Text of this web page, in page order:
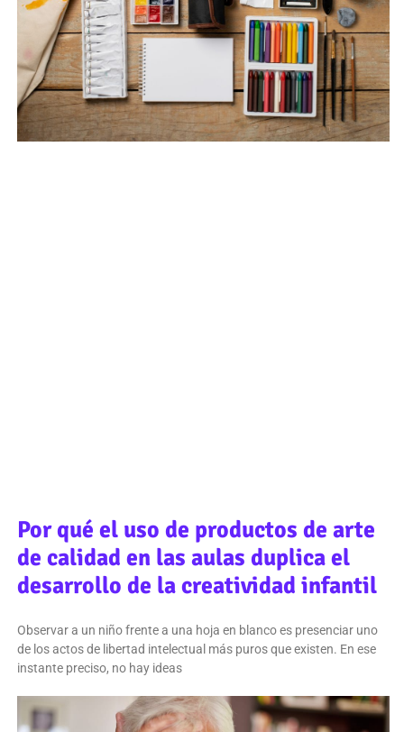
Por qué el uso de productos de arte
de calidad en las aulas duplica el
desarrollo de la creatividad infantil
Observar a un niño frente a una hoja en blanco es presenciar uno
de los actos de libertad intelectual más puros que existen. En ese
instante preciso, no hay ideas